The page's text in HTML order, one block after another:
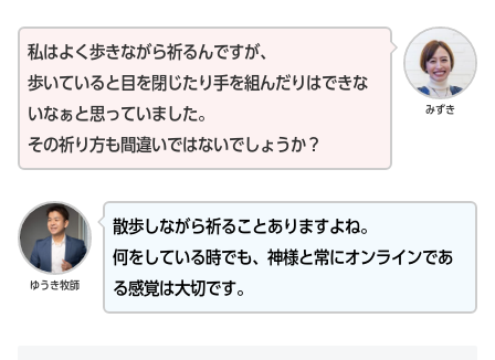
みずき
私はよく歩きながら祈るんですが、
歩いていると目を閉じたり手を組んだりはできな
いなぁと思っていました。
その祈り方も間違いではないでしょうか？
ゆうき牧師
散歩しながら祈ることありますよね。
何をしている時でも、神様と常にオンラインであ
る感覚は大切です。